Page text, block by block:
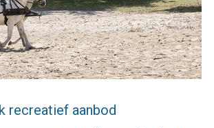
recreatief aanbod